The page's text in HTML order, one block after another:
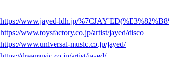
https://www.jayed-ldh.jp/
https://www.toysfactory.co.jp/artist/jayed/disco
https://www.universal-music.co.jp/jayed/